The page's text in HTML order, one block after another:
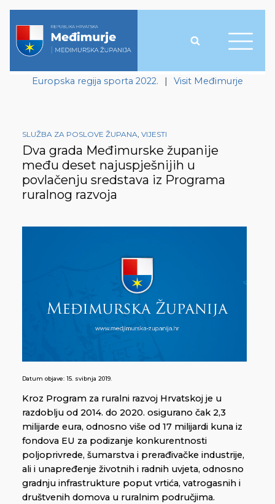
Europska regija sporta 2022. | Visit Međimurje
SLUŽBA ZA POSLOVE ŽUPANA, VIJESTI
Dva grada Međimurske županije
među deset najuspješnijih u
povlačenju sredstava iz Programa
ruralnog razvoja
Datum objave: 15. svibnja 2019.
Kroz Program za ruralni razvoj Hrvatskoj je u
razdoblju od 2014. do 2020. osigurano čak 2,3
milijarde eura, odnosno više od 17 milijardi kuna iz
fondova EU za podizanje konkurentnosti
poljoprivrede, šumarstva i prerađivačke industrije,
ali i unapređenje životnih i radnih uvjeta, odnosno
gradnju infrastrukture poput vrtića, vatrogasnih i
društvenih domova u ruralnim područjima.